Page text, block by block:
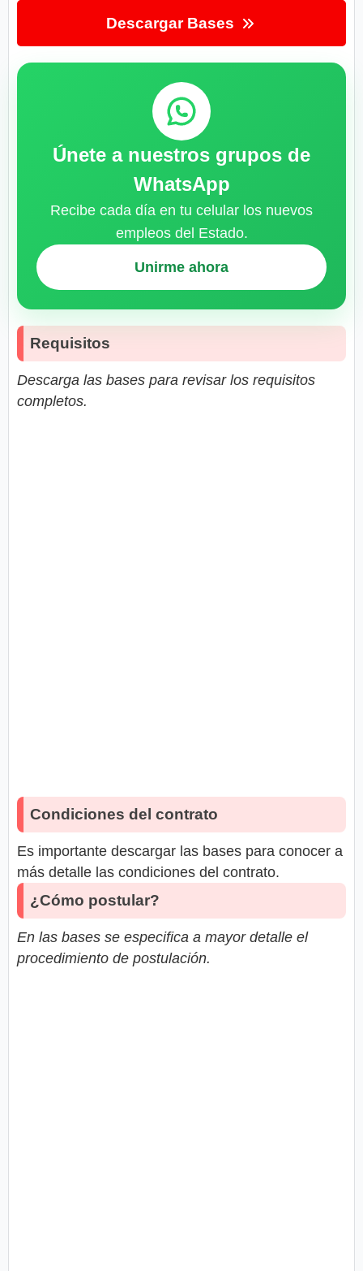
Descargar Bases
Únete a nuestros grupos de
WhatsApp
Recibe cada día en tu celular los nuevos
empleos del Estado.
Unirme ahora
Requisitos
Descarga las bases para revisar los requisitos
completos.
Condiciones del contrato
Es importante descargar las bases para conocer a
más detalle las condiciones del contrato.
¿Cómo postular?
En las bases se especifica a mayor detalle el
procedimiento de postulación.